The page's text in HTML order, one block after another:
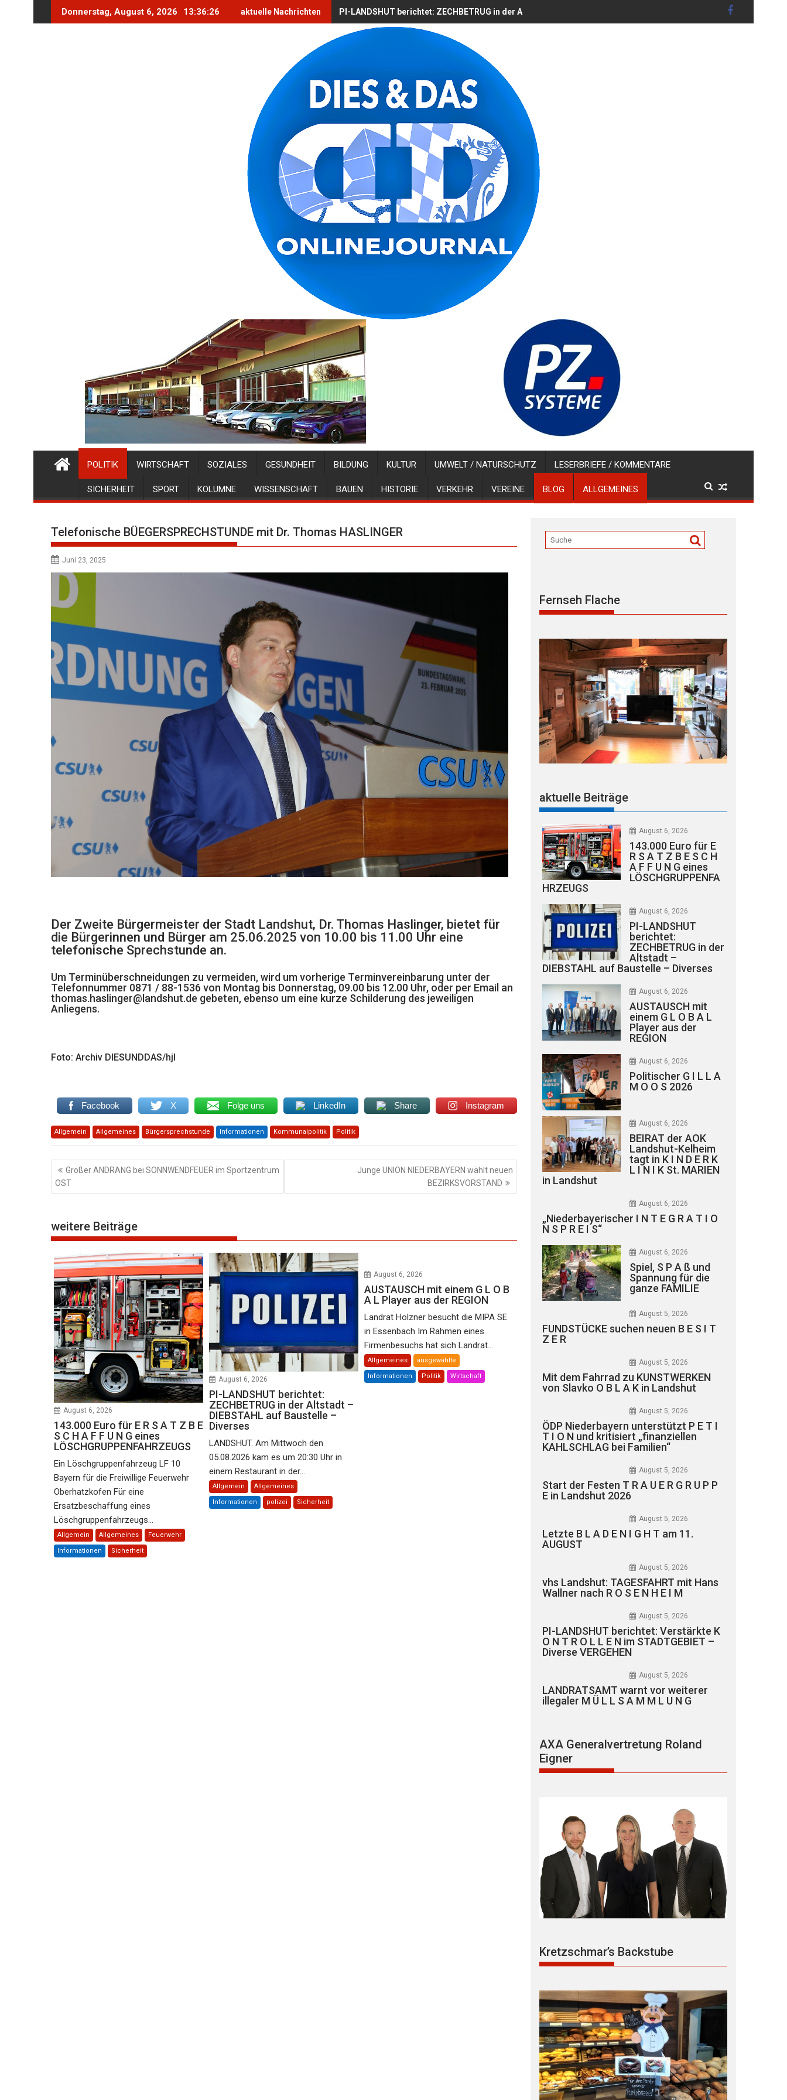
Donnerstag, August 6, 2026 13:36:28 aktuelle Nachrichten PI-LANDSHUT berichtet: ZECHBETRUG in der Altstadt - DIEBSTAHL auf Baustelle - Diverses
POLITIK WIRTSCHAFT SOZIALES GESUNDHEIT BILDUNG KULTUR UMWELT / NATURSCHUTZ LESERBRIEFE / KOMMENTARE
SICHERHEIT SPORT KOLUMNE WISSENSCHAFT BAUEN HISTORIE VERKEHR VEREINE BLOG ALLGEMEINES
Telefonische BÜEGERSPRECHSTUNDE mit Dr. Thomas HASLINGER
Juni 23, 2025
Der Zweite Bürgermeister der Stadt Landshut, Dr. Thomas Haslinger, bietet für
die Bürgerinnen und Bürger am 25.06.2025 von 10.00 bis 11.00 Uhr eine
telefonische Sprechstunde an.
Um Terminüberschneidungen zu vermeiden, wird um vorherige Terminvereinbarung unter der
Telefonnummer 0871 / 88-1536 von Montag bis Donnerstag, 09.00 bis 12.00 Uhr, oder per Email an
thomas.haslinger@landshut.de gebeten, ebenso um eine kurze Schilderung des jeweiligen
Anliegens.
Foto: Archiv DIESUNDDAS/hjl
Facebook X Folge uns LinkedIn Share Instagram
Allgemein Allgemeines Bürgersprechstunde Informationen Kommunalpolitik Politik
Beitragsnavigation
Großer ANDRANG bei SONNWENDFEUER im Sportzentrum
OST
Junge UNION NIEDERBAYERN wählt neuen
BEZIRKSVORSTAND
weitere Beiträge
August 6, 2026
143.000 Euro für E R S A T Z B E
S C H A F F U N G eines
LÖSCHGRUPPENFAHRZEUGS
Ein Löschgruppenfahrzeug LF 10
Bayern für die Freiwillige Feuerwehr
Oberhatzkofen Für eine
Ersatzbeschaffung eines
Löschgruppenfahrzeugs...
Allgemein Allgemeines Feuerwehr
Informationen Sicherheit
August 6, 2026
PI-LANDSHUT berichtet:
ZECHBETRUG in der Altstadt –
DIEBSTAHL auf Baustelle –
Diverses
LANDSHUT. Am Mittwoch den
05.08.2026 kam es um 20:30 Uhr in
einem Restaurant in der...
Allgemein Allgemeines
Informationen polizei Sicherheit
August 6, 2026
AUSTAUSCH mit einem G L O B
A L Player aus der REGION
Landrat Holzner besucht die MIPA SE
in Essenbach Im Rahmen eines
Firmenbesuchs hat sich Landrat...
Allgemeines ausgewählte
Informationen Politik Wirtschaft
Fernseh Flache
aktuelle Beiträge
August 6, 2026
143.000 Euro für E
R S A T Z B E S C H
A F F U N G eines
LÖSCHGRUPPENFA
HRZEUGS
August 6, 2026
PI-LANDSHUT
berichtet:
ZECHBETRUG in der
Altstadt –
DIEBSTAHL auf Baustelle – Diverses
August 6, 2026
AUSTAUSCH mit
einem G L O B A L
Player aus der
REGION
August 6, 2026
Politischer G I L L A
M O O S 2026
August 6, 2026
BEIRAT der AOK
Landshut-Kelheim
tagt in K I N D E R K
L I N I K St. MARIEN
in Landshut
August 6, 2026
„Niederbayerischer I N T E G R A T I O
N S P R E I S“
August 6, 2026
Spiel, S P A ß und
Spannung für die
ganze FAMILIE
August 5, 2026
FUNDSTÜCKE suchen neuen B E S I T
Z E R
August 5, 2026
Mit dem Fahrrad zu KUNSTWERKEN
von Slavko O B L A K in Landshut
August 5, 2026
ÖDP Niederbayern unterstützt P E T I
T I O N und kritisiert „finanziellen
KAHLSCHLAG bei Familien“
August 5, 2026
Start der Festen T R A U E R G R U P P
E in Landshut 2026
August 5, 2026
Letzte B L A D E N I G H T am 11.
AUGUST
August 5, 2026
vhs Landshut: TAGESFAHRT mit Hans
Wallner nach R O S E N H E I M
August 5, 2026
PI-LANDSHUT berichtet: Verstärkte K
O N T R O L L E N im STADTGEBIET –
Diverse VERGEHEN
August 5, 2026
LANDRATSAMT warnt vor weiterer
illegaler M Ü L L S A M M L U N G
AXA Generalvertretung Roland
Eigner
Kretzschmar’s Backstube